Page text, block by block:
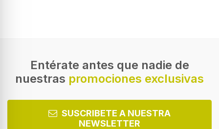
Secar
Turbo
Entérate antes que nadie de
nuestras promociones exclusivas
SUSCRIBETE A NUESTRA
NEWSLETTER